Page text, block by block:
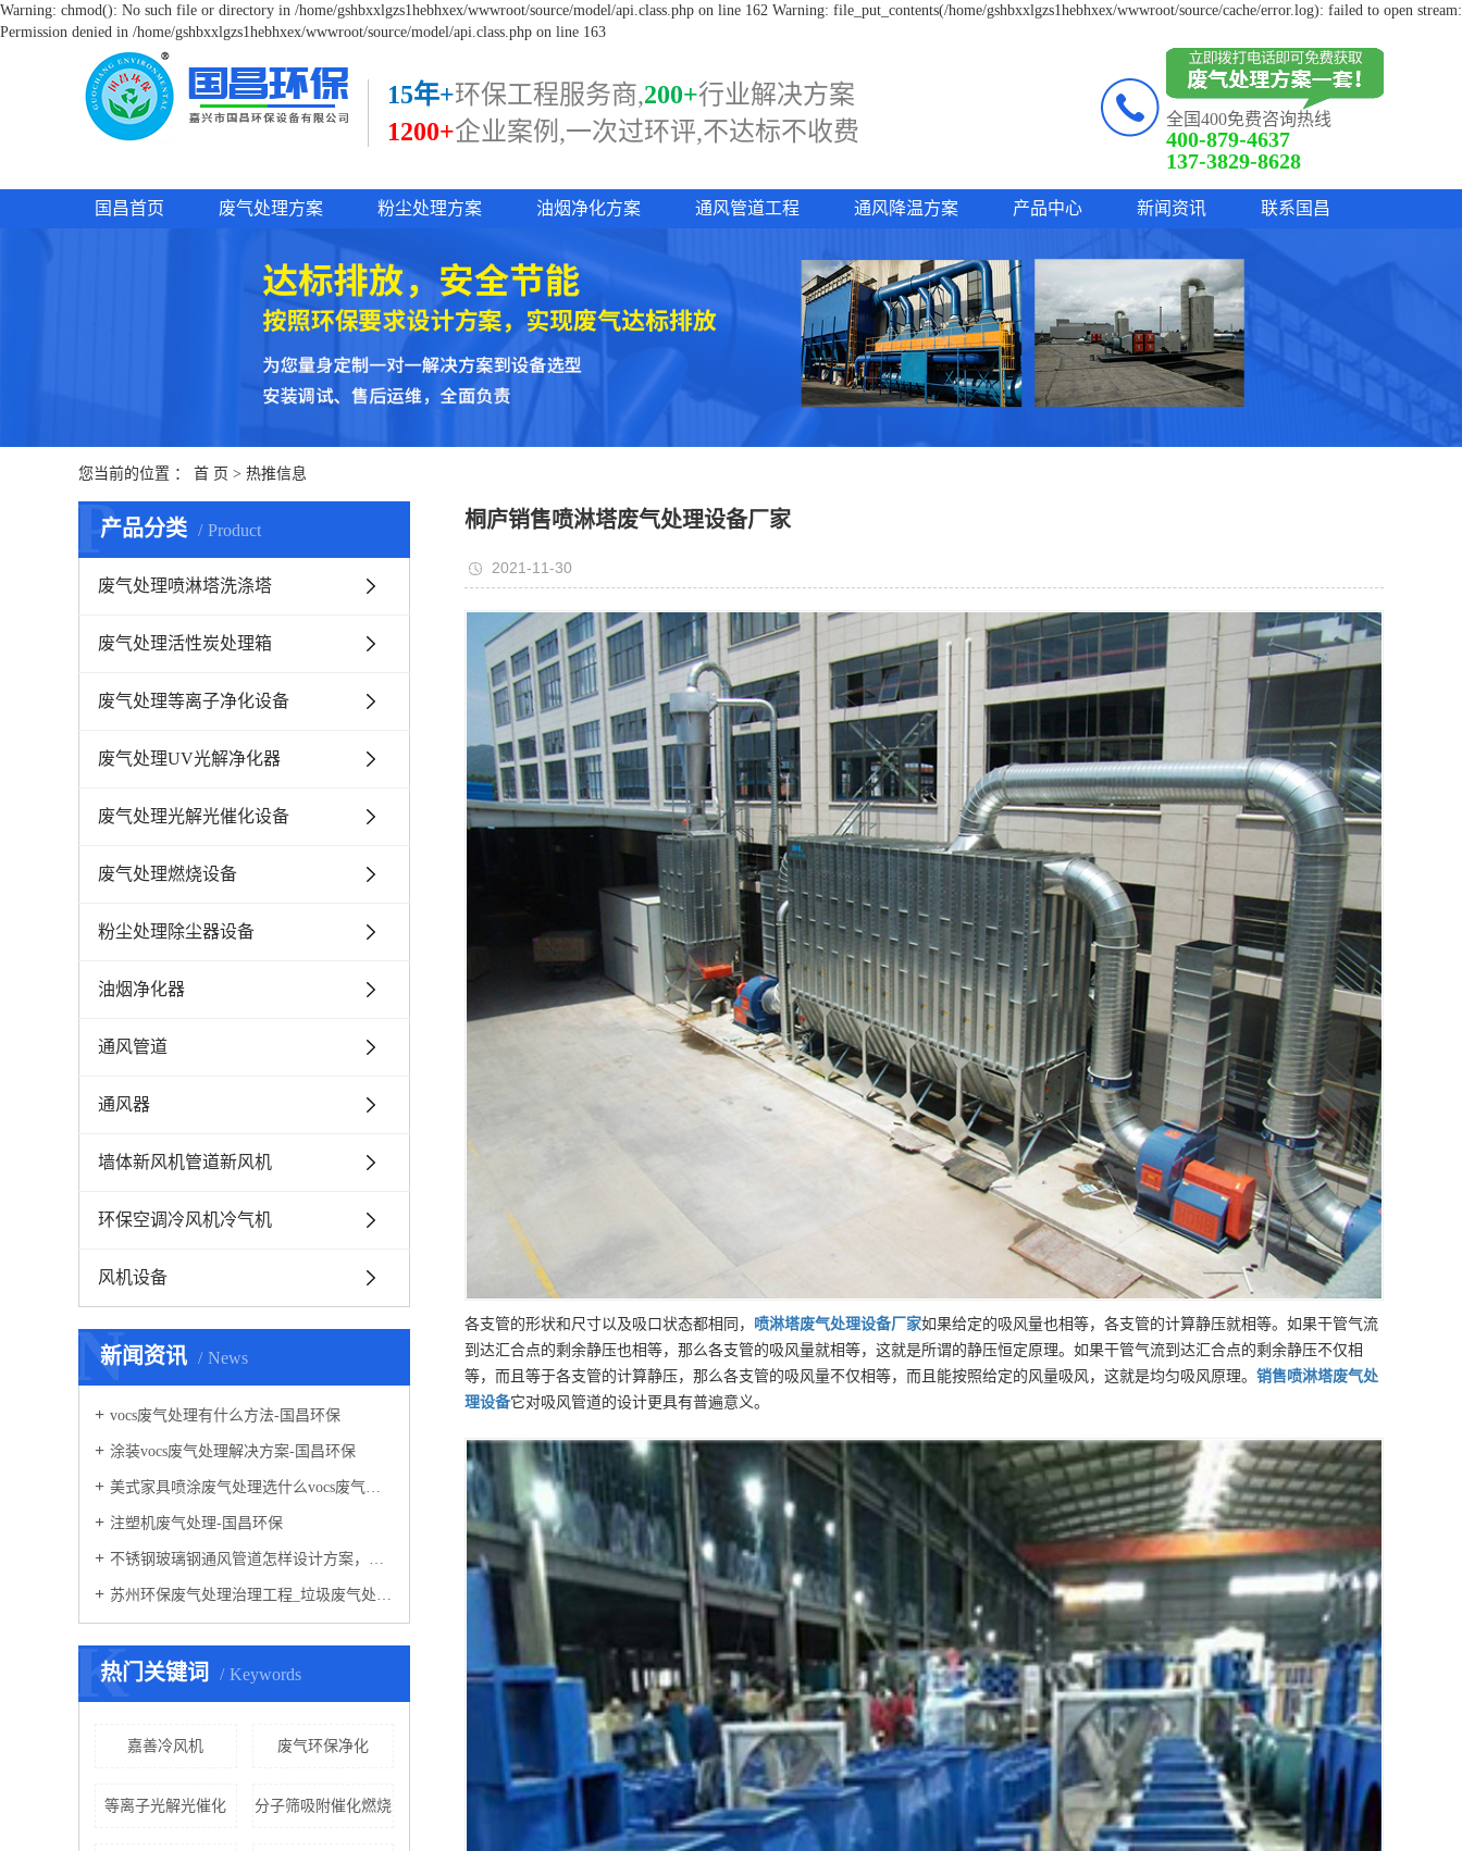
Warning: chmod(): No such file or directory in /home/gshbxxlgzs1hebhxex/wwwroot/source/model/api.class.php on line 162 Warning: file_put_contents(/home/gshbxxlgzs1hebhxex/wwwroot/source/cache/error.log): failed to open stream:
Permission denied in /home/gshbxxlgzs1hebhxex/wwwroot/source/model/api.class.php on line 163
15年+环保工程服务商,200+行业解决方案
1200+企业案例,一次过环评,不达标不收费 全国400免费咨询热线
400-879-4637
137-3829-8628
国昌首页 废气处理方案 粉尘处理方案 油烟净化方案 通风管道工程 通风降温方案 产品中心 新闻资讯 联系国昌
您当前的位置 ： 首 页 > 热推信息
产品分类 Product
P
废气处理喷淋塔洗涤塔
废气处理活性炭处理箱
废气处理等离子净化设备
废气处理UV光解净化器
废气处理光解光催化设备
废气处理燃烧设备
粉尘处理除尘器设备
油烟净化器
通风管道
通风器
墙体新风机管道新风机
环保空调冷风机冷气机
风机设备
新闻资讯 News
N
vocs废气处理有什么方法-国昌环保
涂装vocs废气处理解决方案-国昌环保
美式家具喷涂废气处理选什么vocs废气处理设备-国昌环保
注塑机废气处理-国昌环保
不锈钢玻璃钢通风管道怎样设计方案，通风管道生产厂家设计方案注意事项-国昌环保
苏州环保废气处理治理工程_垃圾废气处理方法
热门关键词 Keywords
K
嘉善冷风机 废气环保净化
等离子光解光催化 分子筛吸附催化燃烧
桐庐销售喷淋塔废气处理设备厂家
2021-11-30
各支管的形状和尺寸以及吸口状态都相同， 喷淋塔废气处理设备厂家如果给定的吸风量也相等，各支管的计算静压就相等。如果干管气流
到达汇合点的剩余静压也相等，那么各支管的吸风量就相等，这就是所谓的静压恒定原理。如果干管气流到达汇合点的剩余静压不仅相
等，而且等于各支管的计算静压，那么各支管的吸风量不仅相等，而且能按照给定的风量吸风，这就是均匀吸风原理。 销售喷淋塔废气处
理设备它对吸风管道的设计更具有普遍意义。